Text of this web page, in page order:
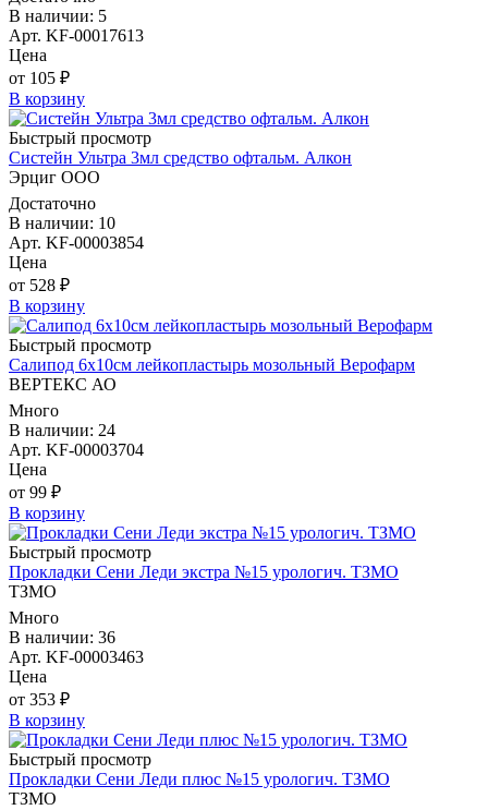
В наличии: 5
Арт. KF-00017613
Цена
от 105 ₽
В корзину
Быстрый просмотр
Систейн Ультра 3мл средство офтальм. Алкон
Эрциг ООО
Достаточно
В наличии: 10
Арт. KF-00003854
Цена
от 528 ₽
В корзину
Быстрый просмотр
Салипод 6х10см лейкопластырь мозольный Верофарм
ВЕРТЕКС АО
Много
В наличии: 24
Арт. KF-00003704
Цена
от 99 ₽
В корзину
Быстрый просмотр
Прокладки Сени Леди экстра №15 урологич. ТЗМО
ТЗМО
Много
В наличии: 36
Арт. KF-00003463
Цена
от 353 ₽
В корзину
Быстрый просмотр
Прокладки Сени Леди плюс №15 урологич. ТЗМО
ТЗМО